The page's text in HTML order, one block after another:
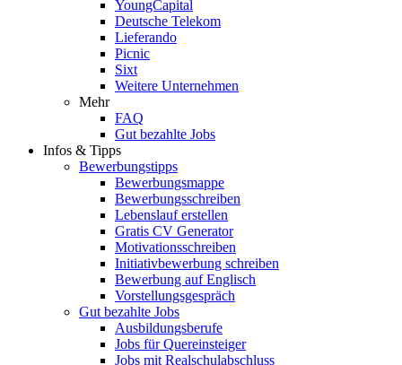
YoungCapital
Deutsche Telekom
Lieferando
Picnic
Sixt
Weitere Unternehmen
Mehr
FAQ
Gut bezahlte Jobs
Infos & Tipps
Bewerbungstipps
Bewerbungsmappe
Bewerbungsschreiben
Lebenslauf erstellen
Gratis CV Generator
Motivationsschreiben
Initiativbewerbung schreiben
Bewerbung auf Englisch
Vorstellungsgespräch
Gut bezahlte Jobs
Ausbildungsberufe
Jobs für Quereinsteiger
Jobs mit Realschulabschluss